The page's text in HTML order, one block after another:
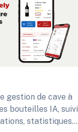
gestion de cave à
bouteilles IA, suivi
statistiques